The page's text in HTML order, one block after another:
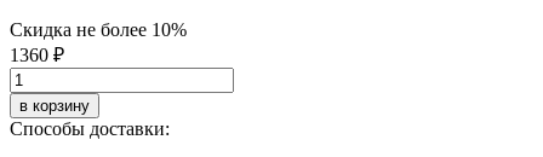
Скидка не более 10%
1360 ₽
в корзину
Способы доставки: